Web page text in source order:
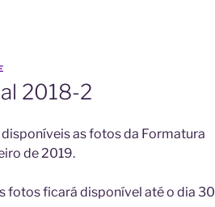
2018-2
as fotos da Formatura
de 2019.
fotos ficará disponível até o dia 30